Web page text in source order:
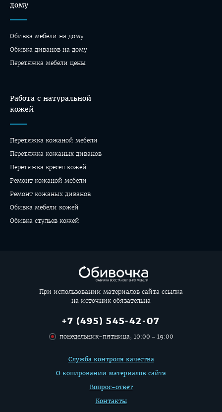
дому
Обивка мебели на дому
Oбивка диванов на дому
Перетяжка мебели цены
Работа с натуральной
кожей
Перетяжка кожаной мебели
Перетяжка кожаных диванов
Перетяжка кресел кожей
Ремонт кожаной мебели
Ремонт кожаных диванов
Обивка мебели кожей
Обивка стульев кожей
Дополнительная
информация
Служба контроля качества
О копировании материалов сайта
Вопрос-ответ
Контакты
При использовании материалов сайта ссылка
на источник обязательна
+7 (495) 545-42-07
понедельник-пятница, 10:00 – 19:00